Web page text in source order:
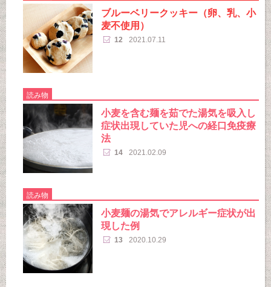
ブルーベリークッキー（卵、乳、小
麦不使用）
12 2021.07.11
読み物
小麦を含む麺を茹でた湯気を吸入し
症状出現していた児への経口免疫療
法
14 2021.02.09
読み物
小麦麺の湯気でアレルギー症状が出
現した例
13 2020.10.29